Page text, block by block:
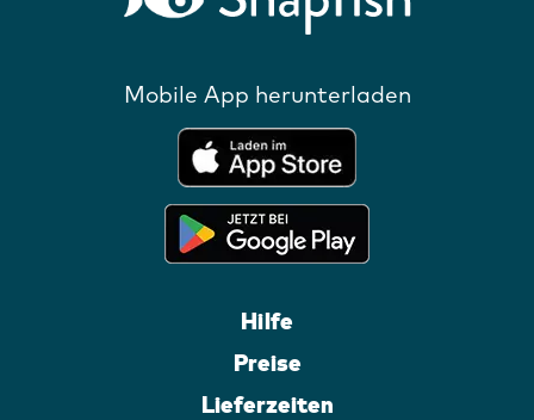
Mobile App herunterladen
Hilfe
Preise
Lieferzeiten